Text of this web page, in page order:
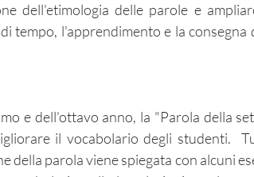
dell'etimologia delle parole e
tempo, l'apprendimento e la
e dell'ottavo anno, la "Parola della
il vocabolario degli studenti.
della parola viene spiegata con alcuni